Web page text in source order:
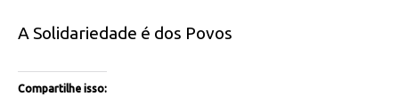
A Solidariedade é dos Povos
Compartilhe isso: